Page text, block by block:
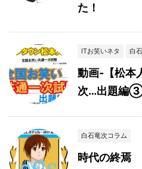
た！
ITお笑いネタ 白
動画-【松本
次…出題編③
白石竜次コラム
時代の終焉